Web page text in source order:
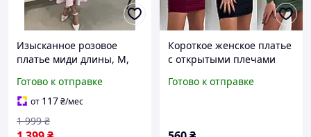
Изысканное розовое
платье миди длины, M,
Готово к отправке
от 117₴/мес
1 999 ₴
Короткое женское платье
с открытыми плечами
оливковое) с длинным
Готово к отправке